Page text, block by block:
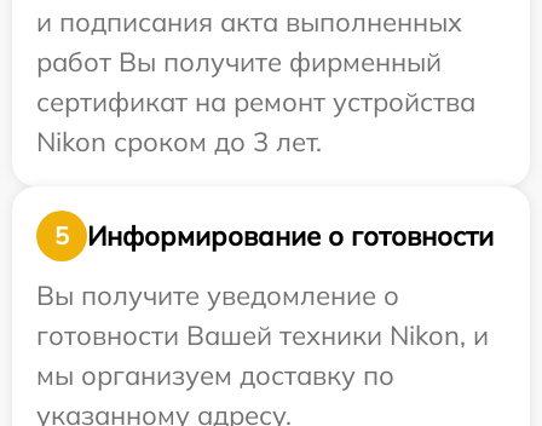
и подписания акта выполненных
работ Вы получите фирменный
сертификат на ремонт устройства
Nikon сроком до 3 лет.
5
Информирование о готовности
Вы получите уведомление о
готовности Вашей техники Nikon, и
мы организуем доставку по
указанному адресу.